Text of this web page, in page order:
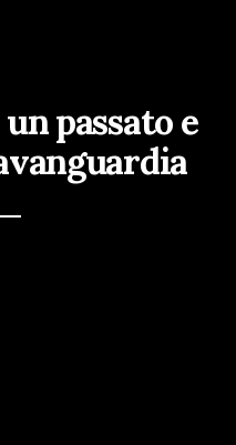
passato e